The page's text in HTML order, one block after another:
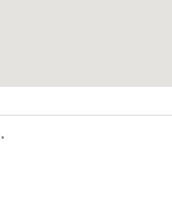
.